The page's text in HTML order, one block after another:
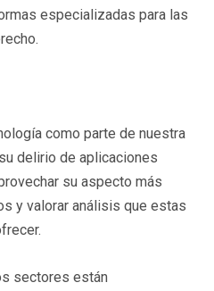
especializadas para las
como parte de nuestra
delirio de aplicaciones
su aspecto más
y valorar análisis que estas
sectores están